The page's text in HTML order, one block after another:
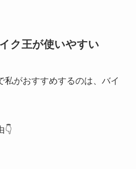
ク王が使いやすい
私がおすすめするのは、バイ
👇